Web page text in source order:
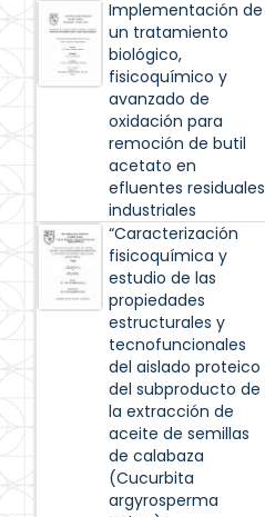
Implementación de
un tratamiento
biológico,
fisicoquímico y
avanzado de
oxidación para
remoción de butil
acetato en
efluentes residuales
industriales
“Caracterización
fisicoquímica y
estudio de las
propiedades
estructurales y
tecnofuncionales
del aislado proteico
del subproducto de
la extracción de
aceite de semillas
de calabaza
(Cucurbita
argyrosperma